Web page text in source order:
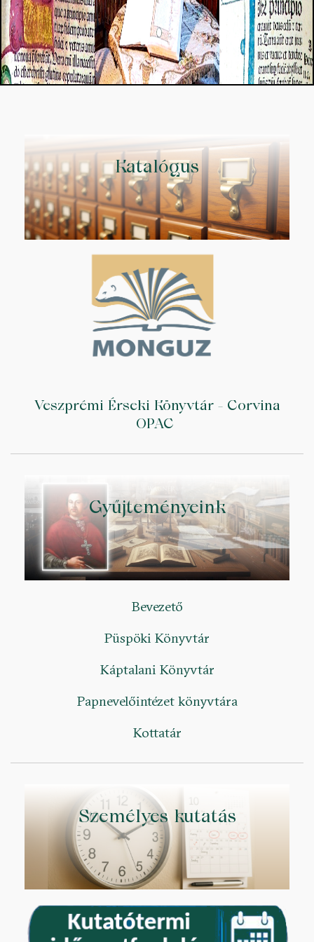
Katalógus
Veszprémi Érseki Könyvtár - Corvina
OPAC
Gyűjteményeink
Bevezető
Püspöki Könyvtár
Káptalani Könyvtár
Papnevelőintézet könyvtára
Kottatár
Személyes kutatás